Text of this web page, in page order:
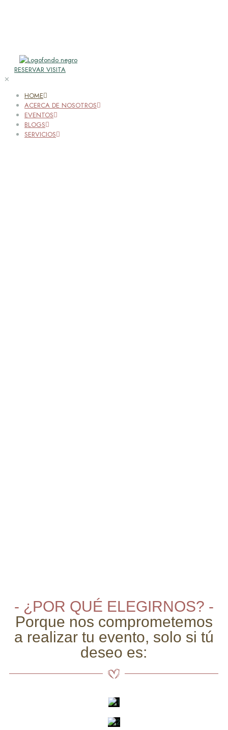
RESERVAR VISITA
✕
HOME
ACERCA DE NOSOTROS
EVENTOS
BLOGS
SERVICIOS
- ¿POR QUÉ ELEGIRNOS? -
Porque nos comprometemos
a realizar tu evento, solo si tú
deseo es: